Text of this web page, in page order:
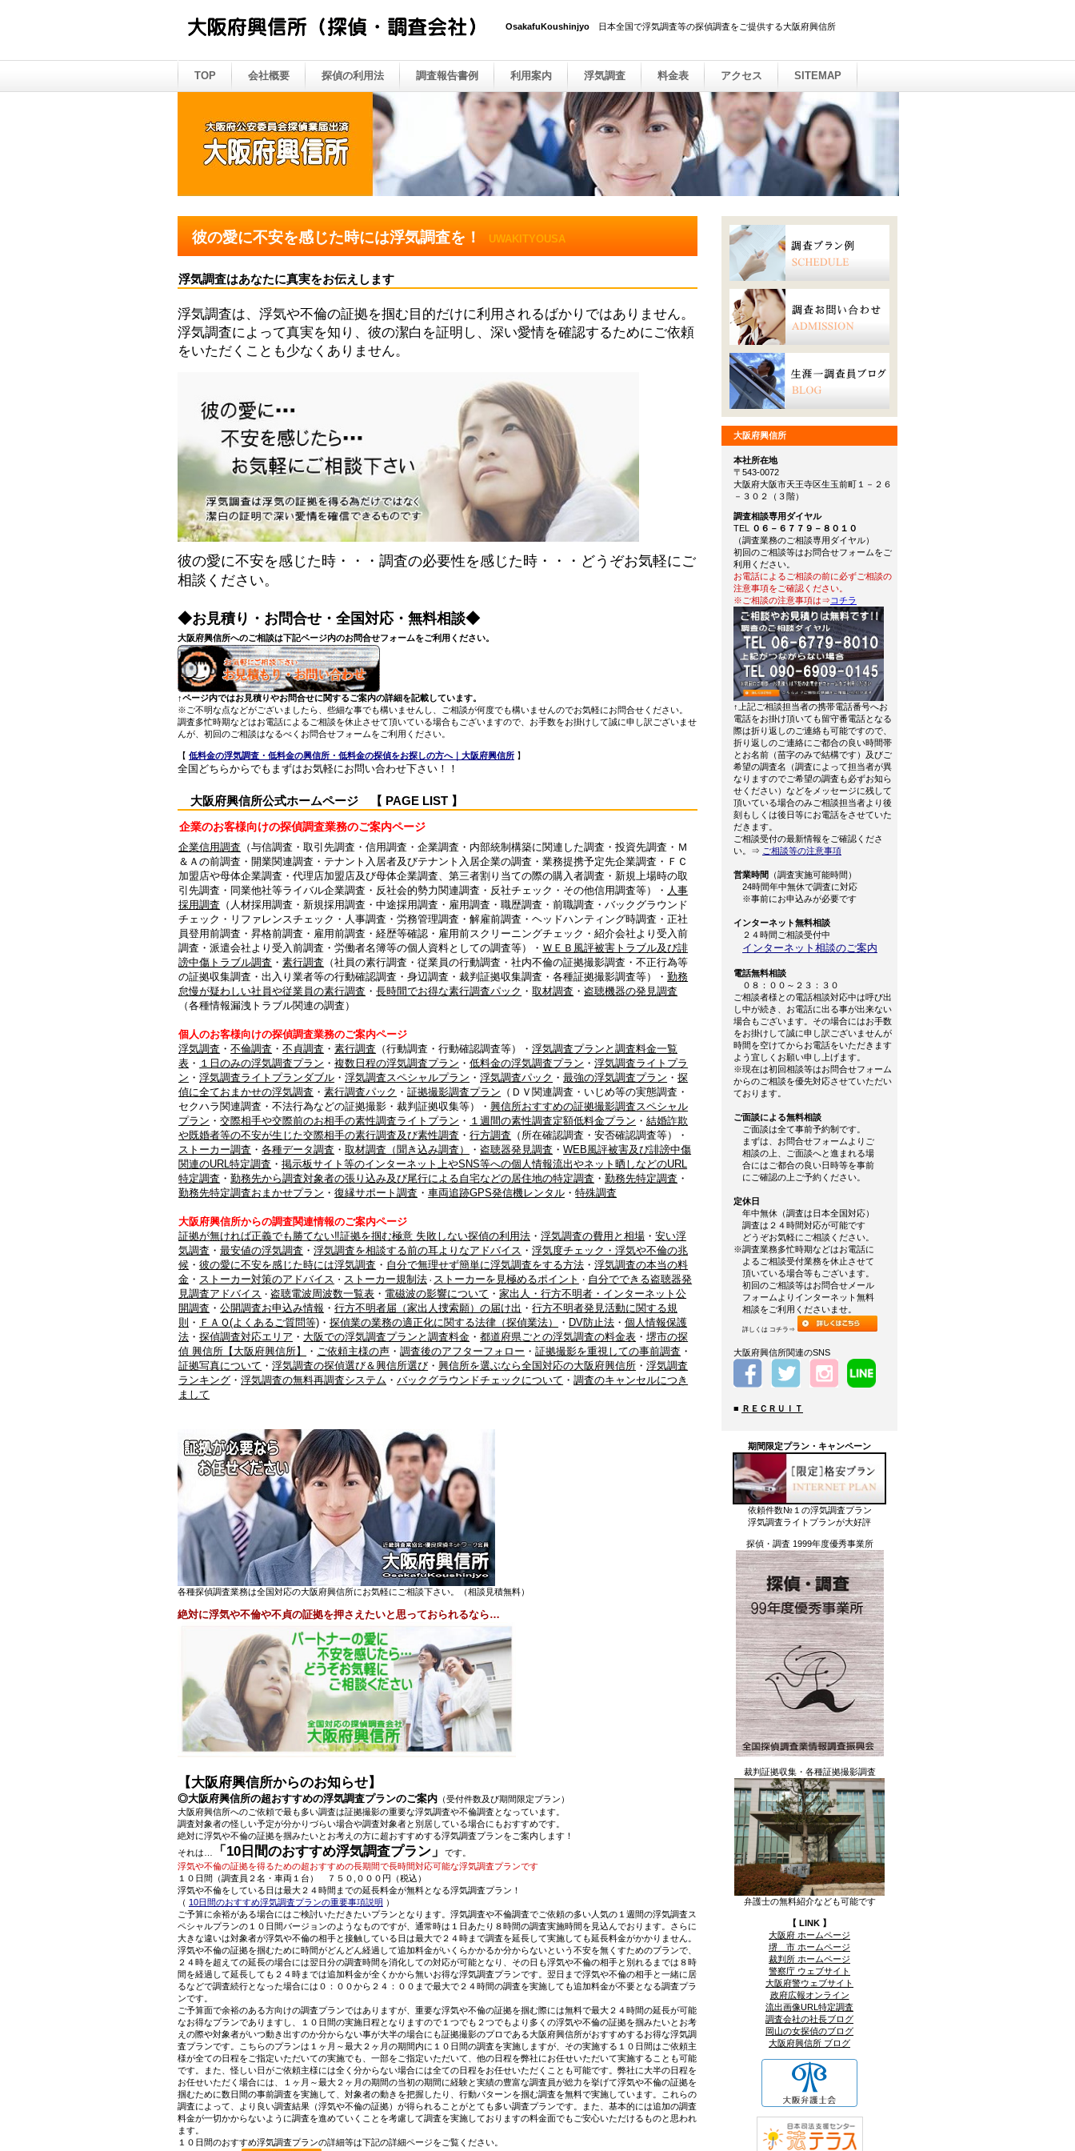
OsakafuKoushinjyo 日本全国で浮気調査等の探偵調査をご提供する大阪府興信所
彼の愛に不安を感じた時には浮気調査を！ UWAKITYOUSA
浮気調査はあなたに真実をお伝えします
浮気調査は、浮気や不倫の証拠を掴む目的だけに利用されるばかりではありません。
浮気調査によって真実を知り、彼の潔白を証明し、深い愛情を確認するためにご依頼
をいただくことも少なくありません。
彼の愛に不安を感じた時・・・調査の必要性を感じた時・・・どうぞお気軽にご
相談ください。
◆お見積り・お問合せ・全国対応・無料相談◆
大阪府興信所へのご相談は下記ページ内のお問合せフォームをご利用ください。
↑ページ内ではお見積りやお問合せに関するご案内の詳細を記載しています。
※ご不明な点などがございましたら、些細な事でも構いませんし、ご相談が何度でも構いませんのでお気軽にお問合せください。
調査多忙時期などはお電話によるご相談を休止させて頂いている場合もございますので、お手数をお掛けして誠に申し訳ございませ
んが、初回のご相談はなるべくお問合せフォームをご利用ください。
【 低料金の浮気調査・低料金の興信所・低料金の探偵をお探しの方へ｜大阪府興信所 】
全国どちらからでもまずはお気軽にお問い合わせ下さい！！
大阪府興信所公式ホームページ 【 PAGE LIST 】
企業のお客様向けの探偵調査業務のご案内ページ
企業信用調査 （与信調査・取引先調査・信用調査・企業調査・内部統制構築に関連した調査・投資先調査・Ｍ
＆Ａの前調査・開業関連調査・テナント入居者及びテナント入居企業の調査・業務提携予定先企業調査・ＦＣ
加盟店や母体企業調査・代理店加盟店及び母体企業調査、第三者割り当ての際の購入者調査・新規上場時の取
引先調査・同業他社等ライバル企業調査・反社会的勢力関連調査・反社チェック・その他信用調査等）・ 人事
採用調査 （人材採用調査・新規採用調査・中途採用調査・雇用調査・職歴調査・前職調査・バックグラウンド
チェック・リファレンスチェック・人事調査・労務管理調査・解雇前調査・ヘッドハンティング時調査・正社
員登用前調査・昇格前調査・雇用前調査・経歴等確認・雇用前スクリーニングチェック・紹介会社より受入前
調査・派遣会社より受入前調査・労働者名簿等の個人資料としての調査等）・ ＷＥＢ風評被害トラブル及び誹
謗中傷トラブル調査 ・素行調査 （社員の素行調査・従業員の行動調査・社内不倫の証拠撮影調査・不正行為等
の証拠収集調査・出入り業者等の行動確認調査・身辺調査・裁判証拠収集調査・各種証拠撮影調査等）・勤務
怠慢が疑わしい社員や従業員の素行調査 ・長時間でお得な素行調査パック ・取材調査 ・盗聴機器の発見調査
（各種情報漏洩トラブル関連の調査）
個人のお客様向けの探偵調査業務のご案内ページ
浮気調査 ・不倫調査 ・不貞調査 ・素行調査 （行動調査・行動確認調査等）・浮気調査プランと調査料金一覧
表 ・ １日のみの浮気調査プラン ・複数日程の浮気調査プラン ・低料金の浮気調査プラン ・浮気調査ライトプラ
ン ・浮気調査ライトプランダブル ・浮気調査スペシャルプラン ・浮気調査パック ・最強の浮気調査プラン ・探
偵に全ておまかせの浮気調査 ・素行調査パック ・証拠撮影調査プラン （ＤＶ関連調査・いじめ等の実態調査・
セクハラ関連調査・不法行為などの証拠撮影・裁判証拠収集等）・興信所おすすめの証拠撮影調査スペシャル
プラン ・交際相手や交際前のお相手の素性調査ライトプラン ・ １週間の素性調査定額低料金プラン ・結婚詐欺
や既婚者等の不安が生じた交際相手の素行調査及び素性調査 ・行方調査 （所在確認調査・安否確認調査等）・
ストーカー調査 ・各種データ調査 ・取材調査（聞き込み調査） ・盗聴器発見調査 ・WEB風評被害及び誹謗中傷
関連のURL特定調査 ・掲示板サイト等のインターネット上やSNS等への個人情報流出やネット晒しなどのURL
特定調査 ・勤務先から調査対象者の張り込み及び尾行による自宅などの居住地の特定調査 ・勤務先特定調査 ・
勤務先特定調査おまかせプラン ・復縁サポート調査 ・車両追跡GPS発信機レンタル ・特殊調査
大阪府興信所からの調査関連情報のご案内ページ
証拠が無ければ正義でも勝てない‼証拠を掴む極意 失敗しない探偵の利用法 ・浮気調査の費用と相場 ・安い浮
気調査 ・最安値の浮気調査 ・浮気調査を相談する前の耳よりなアドバイス ・浮気度チェック・浮気や不倫の兆
候 ・彼の愛に不安を感じた時には浮気調査 ・ 自分で無理せず簡単に浮気調査をする方法 ・浮気調査の本当の料
金 ・ ストーカー対策のアドバイス ・ ストーカー規制法 ・ ストーカーを見極めるポイント ・ 自分でできる盗聴器発
見調査アドバイス ・ 盗聴電波周波数一覧表 ・ 電磁波の影響について ・家出人・行方不明者・インターネット公
開調査 ・公開調査お申込み情報 ・行方不明者届（家出人捜索願）の届け出 ・行方不明者発見活動に関する規
則 ・ ＦＡＱ(よくあるご質問等) ・探偵業の業務の適正化に関する法律（探偵業法） ・ DV防止法 ・個人情報保護
法 ・探偵調査対応エリア ・ 大阪での浮気調査プランと調査料金 ・都道府県ごとの浮気調査の料金表 ・堺市の探
偵 興信所【大阪府興信所】
・ ご依頼主様の声 ・調査後のアフターフォロー ・証拠撮影を重視しての事前調査 ・
証拠写真について ・浮気調査の探偵選び＆興信所選び ・興信所を選ぶなら全国対応の大阪府興信所 ・浮気調査
ランキング ・浮気調査の無料再調査システム ・バックグラウンドチェックについて ・調査のキャンセルにつき
まして
各種探偵調査業務は全国対応の大阪府興信所にお気軽にご相談下さい。（相談見積無料）
絶対に浮気や不倫や不貞の証拠を押さえたいと思っておられるなら…
【大阪府興信所からのお知らせ】
◎大阪府興信所の超おすすめの浮気調査プランのご案内 （受付件数及び期間限定プラン）
大阪府興信所へのご依頼で最も多い調査は証拠撮影の重要な浮気調査や不倫調査となっています。
調査対象者の怪しい予定が分かりづらい場合や調査対象者と別居している場合にもおすすめです。
絶対に浮気や不倫の証拠を掴みたいとお考えの方に超おすすめする浮気調査プランをご案内します！
それは…
「10日間のおすすめ浮気調査プラン」
です。
浮気や不倫の証拠を得るための超おすすめの長期間で長時間対応可能な浮気調査プランです
１０日間（調査員２名・車両１台） ７５０,０００円（税込）
浮気や不倫をしている日は最大２４時間までの延長料金が無料となる浮気調査プラン！
（ 10日間のおすすめ浮気調査プランの重要事項説明 ）
ご予算に余裕がある場合にはご検討いただきたいプランとなります。浮気調査や不倫調査でご依頼の多い人気の１週間の浮気調査ス
ペシャルプランの１０日間バージョンのようなものですが、通常時は１日あたり８時間の調査実施時間を見込んでおります。さらに
大きな違いは対象者が浮気や不倫の相手と接触している日は最大で２４時まで調査を延長して実施しても延長料金がかかりません。
浮気や不倫の証拠を掴むために時間がどんどん経過して追加料金がいくらかかるか分からないという不安を無くすためのプランで、
２４時を超えての延長の場合には翌日分の調査時間を消化しての対応が可能となり、その日も浮気や不倫の相手と別れるまでは８時
間を経過して延長しても２４時までは追加料金が全くかから無いお得な浮気調査プランです。翌日まで浮気や不倫の相手と一緒に居
るなどで調査続行となった場合には０：００から２４：００まで最大で２４時間の調査を実施しても追加料金が不要となる調査プラ
ンです。
ご予算面で余裕のある方向けの調査プランではありますが、重要な浮気や不倫の証拠を掴む際には無料で最大２４時間の延長が可能
なお得なプランでありますし、１０日間の実施日程となりますので１つでも２つでもより多くの浮気や不倫の証拠を掴みたいとお考
えの際や対象者がいつ動き出すのか分からない事が大半の場合にも証拠撮影のプロである大阪府興信所がおすすめするお得な浮気調
査プランです。こちらのプランは１ヶ月～最大２ヶ月の期間内に１０日間の調査を実施しますが、その実施する１０日間はご依頼主
様が全ての日程をご指定いただいての実施でも、一部をご指定いただいて、他の日程を弊社にお任せいただいて実施することも可能
です。また、怪しい日がご依頼主様には全く分からない場合には全ての日程をお任せいただくことも可能です。弊社に大半の日程を
お任せいただく場合には、１ヶ月～最大２ヶ月の期間の当初の期間に経験と実績の豊富な調査員が総力を挙げて浮気や不倫の証拠を
掴むために数日間の事前調査を実施して、対象者の動きを把握したり、行動パターンを掴む調査を無料で実施しています。これらの
調査によって、より良い調査結果（浮気や不倫の証拠）が得られることがとても多い調査プランです。また、基本的には追加の調査
料金が一切かからないように調査を進めていくことを考慮して調査を実施しておりますの料金面でもご安心いただけるものと思われ
ます。
１０日間のおすすめ浮気調査プランの詳細等は下記の詳細ページをご覧ください。
TOP 会社概要 探偵の利用法 調査報告書例 利用案内 浮気調査 料金表 アクセス SITEMAP
大阪府興信所
本社所在地
〒543-0072
大阪府大阪市天王寺区生玉前町１－２６
－３０２（３階）
調査相談専用ダイヤル
TEL
０６－６７７９－８０１０
（調査業務のご相談専用ダイヤル）
初回のご相談等はお問合せフォームをご
利用ください。
お電話によるご相談の前に必ずご相談の
注意事項をご確認ください。
※ご相談の注意事項は⇒ コチラ
↑上記ご相談担当者の携帯電話番号へお
電話をお掛け頂いても留守番電話となる
際は折り返しのご連絡も可能ですので、
折り返しのご連絡にご都合の良い時間帯
とお名前（苗字のみで結構です）及びご
希望の調査名（調査によって担当者が異
なりますのでご希望の調査も必ずお知ら
せください）などをメッセージに残して
頂いている場合のみご相談担当者より後
刻もしくは後日等にお電話をさせていた
だきます。
ご相談受付の最新情報をご確認くださ
い。⇒ ご相談等の注意事項
営業時間 （調査実施可能時間）
24時間年中無休で調査に対応
※事前にお申込みが必要です
インターネット無料相談
２４時間ご相談受付中
インターネット相談のご案内
電話無料相談
０８：００～２３：３０
ご相談者様との電話相談対応中は呼び出
し中が続き、お電話に出る事が出来ない
場合もございます。その場合にはお手数
をお掛けして誠に申し訳ございませんが
時間を空けてからお電話をいただきます
よう宜しくお願い申し上げます。
※現在は初回相談等はお問合せフォーム
からのご相談を優先対応させていただい
ております。
ご面談による無料相談
ご面談は全て事前予約制です。
まずは、お問合せフォームよりご
相談の上、ご面談へと進まれる場
合にはご都合の良い日時等を事前
にご確認の上ご予約ください。
定休日
年中無休（調査は日本全国対応）
調査は２４時間対応が可能です
どうぞお気軽にご相談ください。
※調査業務多忙時期などはお電話に
よるご相談受付業務を休止させて
頂いている場合等もございます。
初回のご相談等はお問合せメール
フォームよりインターネット無料
相談をご利用くださいませ。
詳しくは コチラ⇒
大阪府興信所関連のSNS
■ ＲＥＣＲＵＩＴ
期間限定プラン・キャンペーン
依頼件数№１の浮気調査プラン
浮気調査ライトプランが大好評
探偵・調査 1999年度優秀事業所
裁判証拠収集・各種証拠撮影調査
弁護士の無料紹介なども可能です
【 LINK 】
大阪府 ホームページ
堺 市 ホームページ
裁判所 ホームページ
警察庁 ウェブサイト
大阪府警ウェブサイト
政府広報オンライン
流出画像URL特定調査
調査会社の社長ブログ
岡山の女探偵のブログ
大阪府興信所 ブログ